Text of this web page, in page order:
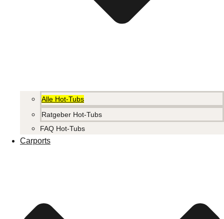
Alle Hot-Tubs
Ratgeber Hot-Tubs
FAQ Hot-Tubs
Carports